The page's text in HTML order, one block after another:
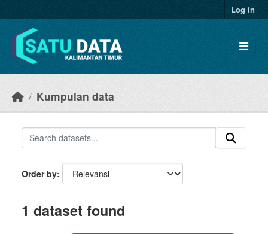
Log in
Kumpulan data
Order by
1 dataset found